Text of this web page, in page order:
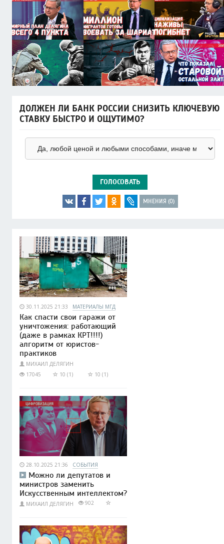
ДОЛЖЕН ЛИ БАНК РОССИИ СНИЗИТЬ КЛЮЧЕВУЮ
СТАВКУ БЫСТРО И ОЩУТИМО?
ГОЛОСОВАТЬ
МНЕНИЯ (0)
30.11.2025 21:33 МАТЕРИАЛЫ МГД
Как спасти свои гаражи от
уничтожения: работающий
(даже в рамках КРТ!!!!)
алгоритм от юристов-
практиков
МИХАИЛ ДЕЛЯГИН
17045
10 (1) 10 (1)
28.10.2025 21:36 СОБЫТИЯ
Можно ли депутатов и
министров заменить
Искусственным интеллектом?
МИХАИЛ ДЕЛЯГИН 902